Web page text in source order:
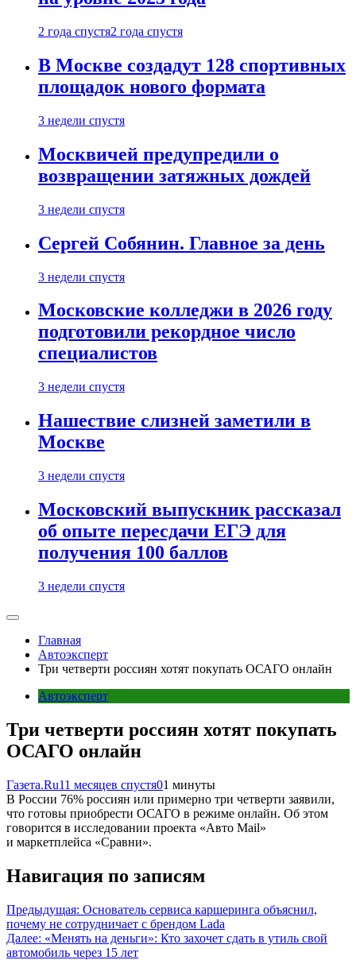
2 года спустя2 года спустя
В Москве создадут 128 спортивных
площадок нового формата
3 недели спустя
Москвичей предупредили о
возвращении затяжных дождей
3 недели спустя
Сергей Собянин. Главное за день
3 недели спустя
Московские колледжи в 2026 году
подготовили рекордное число
специалистов
3 недели спустя
Нашествие слизней заметили в
Москве
3 недели спустя
Московский выпускник рассказал
об опыте пересдачи ЕГЭ для
получения 100 баллов
3 недели спустя
Главная
Автоэксперт
Три четверти россиян хотят покупать ОСАГО онлайн
Автоэксперт
Три четверти россиян хотят покупать
ОСАГО онлайн
Газета.Ru11 месяцев спустя01 минуты
В России 76% россиян или примерно три четверти заявили,
что готовы приобрести ОСАГО в режиме онлайн. Об этом
говорится в исследовании проекта «Авто Mail»
и маркетплейса «Сравни».
Навигация по записям
Предыдущая: Основатель сервиса каршеринга объяснил,
почему не сотрудничает с брендом Lada
Далее: «Менять на деньги»: Кто захочет сдать в утиль свой
автомобиль через 15 лет